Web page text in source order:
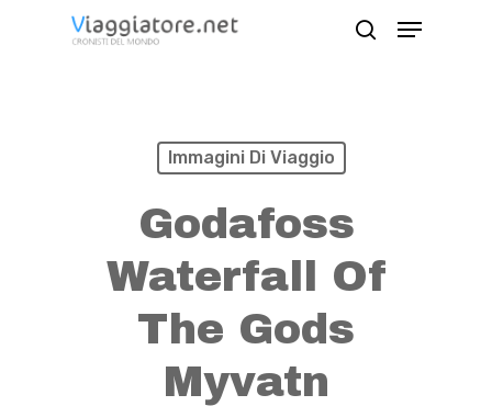
Menu
Immagini Di Viaggio
Godafoss
Waterfall Of
The Gods
Myvatn